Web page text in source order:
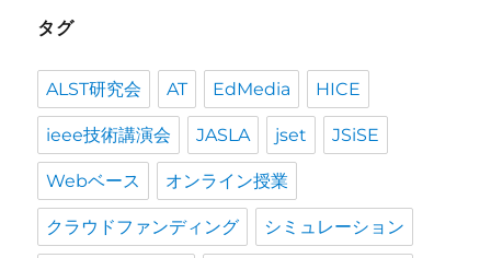
稿
タグ
ALST研究会 AT EdMedia HICE
ieee技術講演会 JASLA jset JSiSE
Webベース オンライン授業
クラウドファンディング シミュレーション